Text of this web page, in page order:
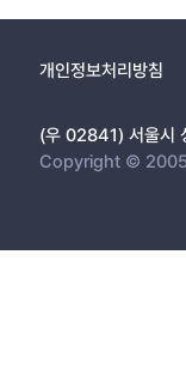
개인정보처리방침
(우 02841) 서울시
Copyright ©